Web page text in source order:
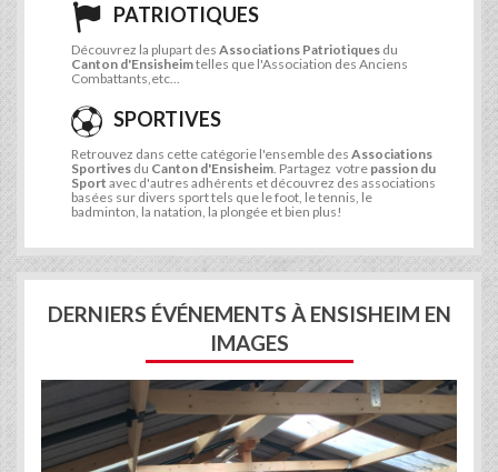
PATRIOTIQUES
Découvrez la plupart des Associations Patriotiques du
Canton d'Ensisheimtelles que l'Association des Anciens
Combattants,etc...
SPORTIVES
Retrouvez dans cette catégorie l'ensemble des Associations
Sportives du Canton d'Ensisheim . Partagez votre passion du
Sport avec d'autres adhérents et découvrez des associations
basées sur divers sport tels que le foot, le tennis, le
badminton, la natation, la plongée et bien plus!
DERNIERS ÉVÉNEMENTS À ENSISHEIM EN
IMAGES